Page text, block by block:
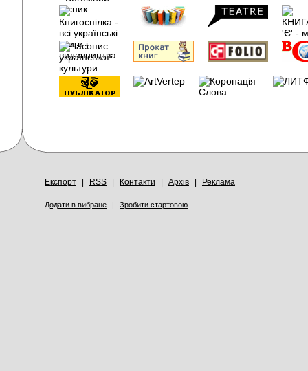
Експорт RSS Контакти Архів Реклама
Додати в вибране | Зробити стартовою